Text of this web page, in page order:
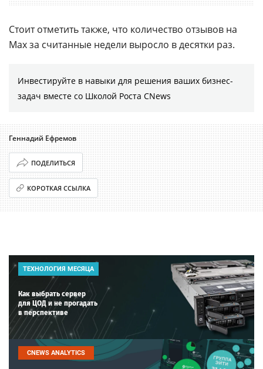
Стоит отметить также, что количество отзывов на
Max за считанные недели выросло в десятки раз.
Инвестируйте в навыки для решения ваших бизнес-
задач вместе со Школой Роста CNews
Геннадий Ефремов
ПОДЕЛИТЬСЯ
КОРОТКАЯ ССЫЛКА
ТЕХНОЛОГИЯ МЕСЯЦА
Как выбрать сервер
для ЦОД и не прогадать
в перспективе
CNEWS ANALYTICS